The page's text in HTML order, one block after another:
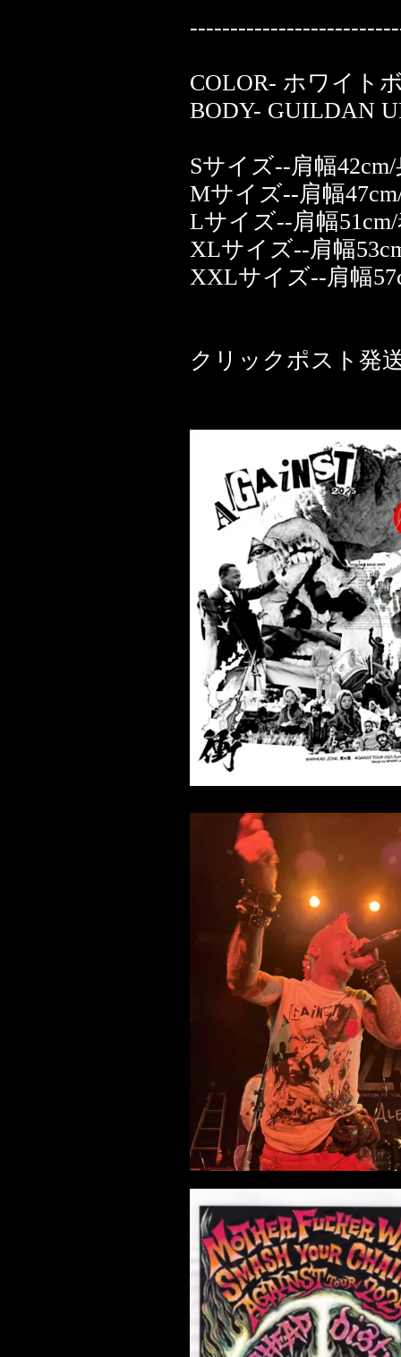
COLOR- ホワイト
BODY- GUILDAN
Sサイズ--肩幅
Mサイズ--肩幅
Lサイズ--肩幅
XLサイズ--肩幅
XXLサイズ--肩幅
クリックポスト発